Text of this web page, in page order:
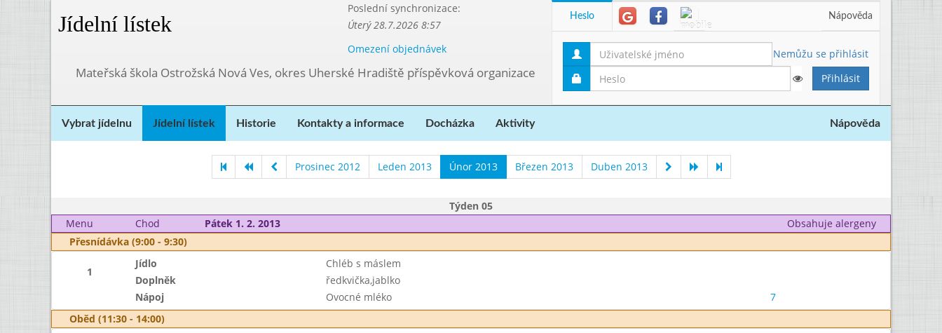
Jídelní lístek
Poslední synchronizace:
Úterý 28.7.2026 8:57
Omezení objednávek
Mateřská škola Ostrožská Nová Ves, okres Uherské Hradiště příspěvková organizace
Heslo Nápověda
Nemůžu se přihlásit
Vybrat jídelnu Jídelní lístek Historie Kontakty a informace Docházka Aktivity Nápověda
Prosinec 2012 Leden 2013 Únor 2013 Březen 2013 Duben 2013
Týden 05
Menu
Chod Pátek 1. 2. 2013
Obsahuje alergeny
Přesnídávka (9:00 - 9:30)
1
Jídlo
Chléb s máslem
Doplněk
ředkvička,jablko
Nápoj
Ovocné mléko
7
Oběd (11:30 - 14:00)